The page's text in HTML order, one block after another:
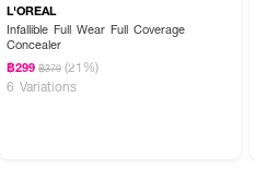
L'OREAL
Infallible Full Wear Full Coverage
Concealer
฿299 ฿379 (21%)
6 Variations